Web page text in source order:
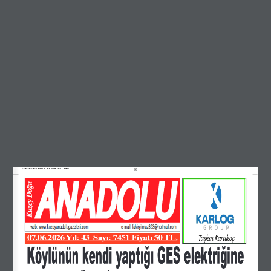
07.06.2026 Yıl: 43  Sayı: 7451 Fiyatı 50 TL.
Köylünün kendi yaptığı GES elektriğine
kuzey bayram_Layout 1  16.6.2026  00:11  Page 1